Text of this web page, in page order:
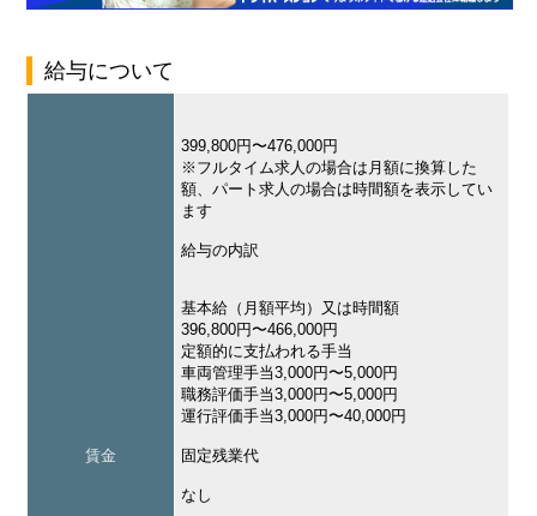
給与について
賃金
399,800円〜476,000円
※フルタイム求人の場合は月額に換算した
額、パート求人の場合は時間額を表示してい
ます
給与の内訳
基本給（月額平均）又は時間額
396,800円〜466,000円
定額的に支払われる手当
車両管理手当3,000円〜5,000円
職務評価手当3,000円〜5,000円
運行評価手当3,000円〜40,000円
固定残業代
なし